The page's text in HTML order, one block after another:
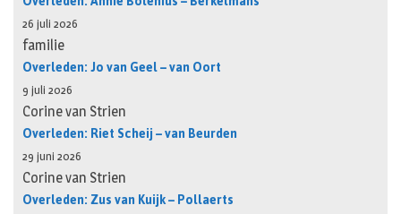
26 juli 2026
familie
Overleden: Jo van Geel – van Oort
9 juli 2026
Corine van Strien
Overleden: Riet Scheij – van Beurden
29 juni 2026
Corine van Strien
Overleden: Zus van Kuijk – Pollaerts